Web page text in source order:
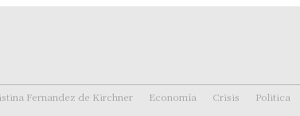
Fernandez de Kirchner Economía Crisis Politica